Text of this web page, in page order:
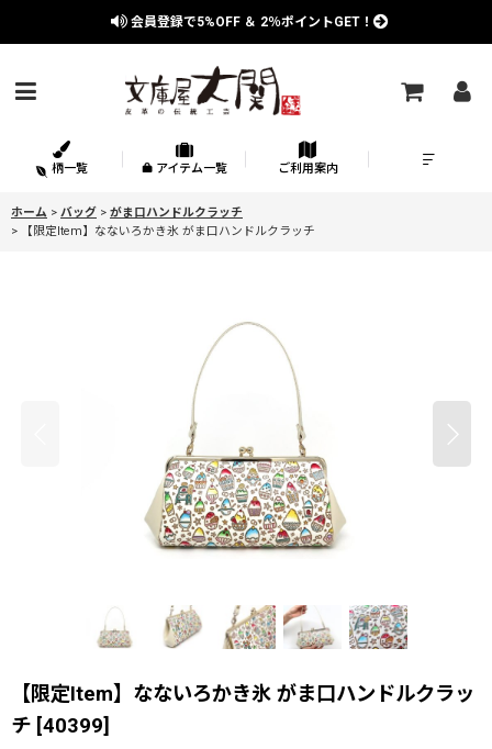
会員登録で5%OFF ＆ 2％ポイントGET！
柄一覧 アイテム一覧 ご利用案内
ホーム > バッグ > がま口ハンドルクラッチ
>
【限定Item】なないろかき氷 がま口ハンドルクラッチ
【限定Item】なないろかき氷 がま口ハンドルクラッ
チ [40399]